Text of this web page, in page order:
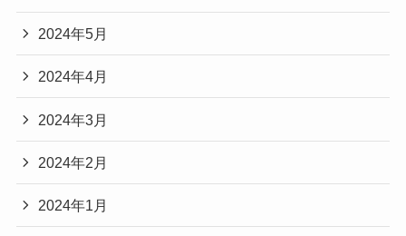
2024年5月
2024年4月
2024年3月
2024年2月
2024年1月